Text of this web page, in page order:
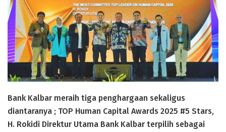
Bank Kalbar meraih tiga penghargaan sekaligus
diantaranya ; TOP Human Capital Awards 2025 #5 Stars,
H. Rokidi Direktur Utama Bank Kalbar terpilih sebagai